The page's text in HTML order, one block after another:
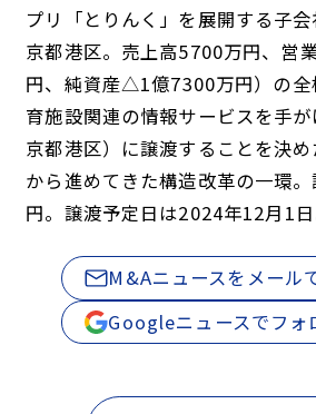
プリ「とりんく」を展開する子
京都港区。売上高5700万円、営
円、純資産△1億7300万円）の全
育施設関連の情報サービスを手
京都港区）に譲渡することを決
から進めてきた構造改革の一環
円。譲渡予定日は2024年12月1日
M&Aニュースをメール
Googleニュースでフォ